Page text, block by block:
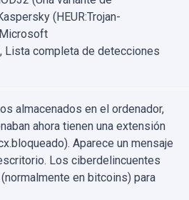
(HEUR:Trojan-
Lista completa de detecciones
almacenados en el ordenador,
ahora tienen una extensión
Aparece un mensaje
Los ciberdelincuentes
en bitcoins) para